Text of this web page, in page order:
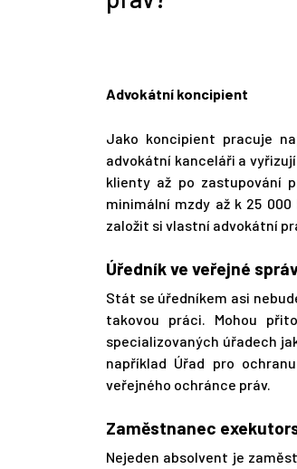
Advokátní koncipient
Jako koncipient pracuje
advokátní kanceláři a
klienty až po zastupování
minimální mzdy až k 25
založit si vlastní advokátní
Úředník ve veřejné
Stát se úředníkem asi
takovou práci. Mohou
specializovaných úřadech
například Úřad pro
veřejného ochránce práv.
Zaměstnanec
Nejeden absolvent je